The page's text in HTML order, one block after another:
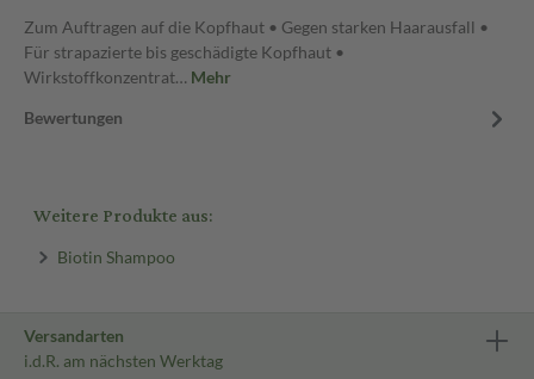
Zum Auftragen auf die Kopfhaut • Gegen starken Haarausfall •
Für strapazierte bis geschädigte Kopfhaut •
Wirkstoffkonzentrat… Mehr
Bewertungen
Weitere Produkte aus:
Biotin Shampoo
Versandarten
i.d.R. am nächsten Werktag